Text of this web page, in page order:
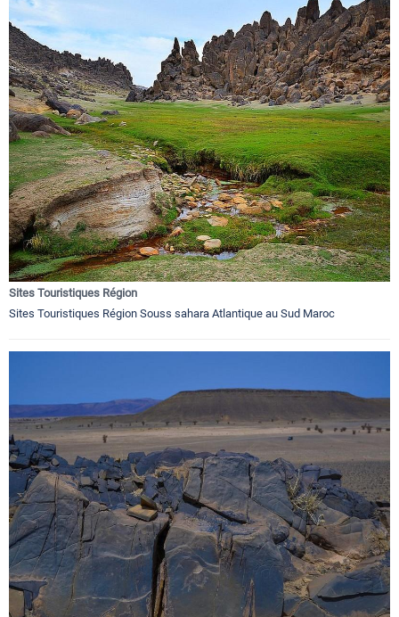
Sites Touristiques Région
Sites Touristiques Région Souss sahara Atlantique au Sud Maroc